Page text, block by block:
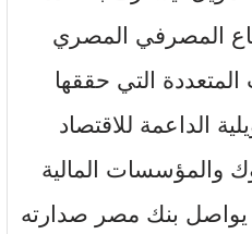
المصرفي المصري
التي حققها
الداعمة للاقتصاد
والمؤسسات المالية
يواصل بنك مصر صدارته